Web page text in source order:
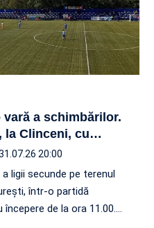
a schimbărilor.
la Clinceni, cu…
20:00
ligii secunde pe terenul
într-o partidă
de la ora 11.00.…